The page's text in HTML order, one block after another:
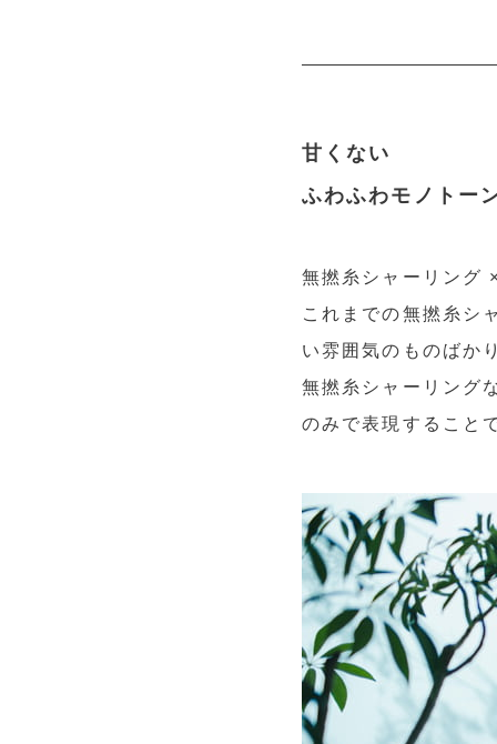
甘くない
ふわふわモノトー
無撚糸シャーリング
これまでの無撚糸シ
い雰囲気のものばか
無撚糸シャーリング
のみで表現すること